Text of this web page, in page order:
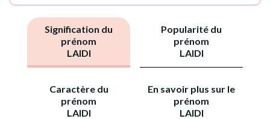
Signification du
prénom
LAIDI
Popularité du
prénom
LAIDI
Caractère du
prénom
LAIDI
En savoir plus sur le
prénom
LAIDI